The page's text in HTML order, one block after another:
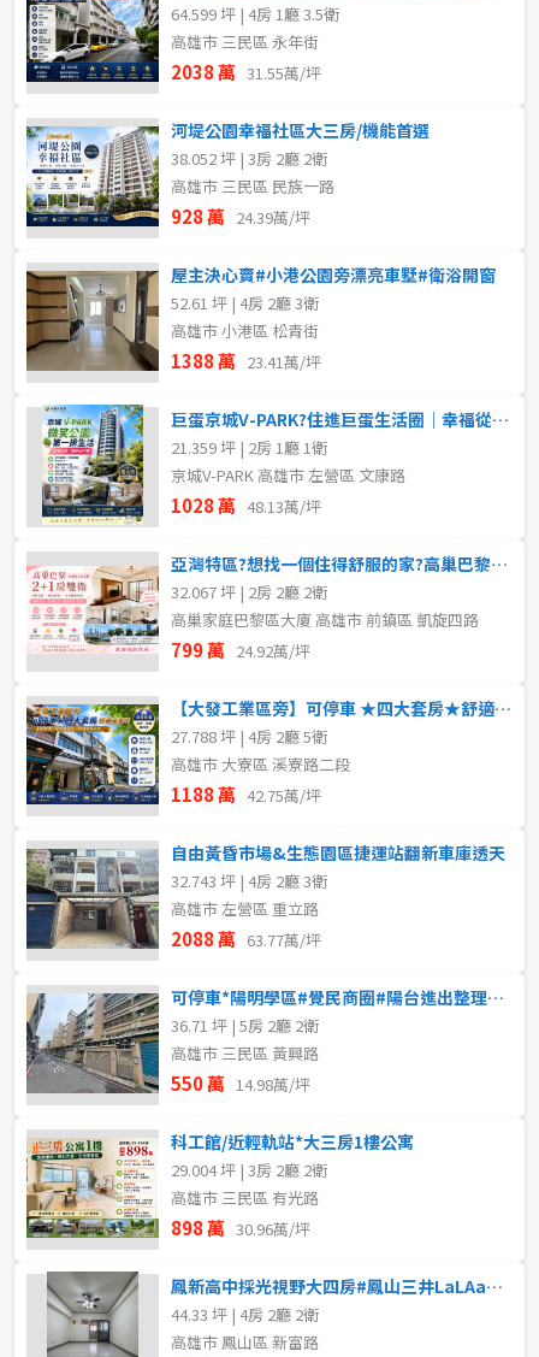
64.599 坪 | 4房 1廳 3.5衛
高雄市 三民區 永年街
2038 萬 31.55萬/坪
河堤公園幸福社區大三房/機能首選
38.052 坪 | 3房 2廳 2衛
高雄市 三民區 民族一路
928 萬 24.39萬/坪
屋主決心賣#小港公園旁漂亮車墅#衛浴開窗
52.61 坪 | 4房 2廳 3衛
高雄市 小港區 松青街
1388 萬 23.41萬/坪
巨蛋京城V-PARK?住進巨蛋生活圈｜幸福從此開始
21.359 坪 | 2房 1廳 1衛
京城V-PARK 高雄市 左營區 文康路
1028 萬 48.13萬/坪
亞灣特區?想找一個住得舒服的家?高巢巴黎值得你一看..
32.067 坪 | 2房 2廳 2衛
高巢家庭巴黎區大廈 高雄市 前鎮區 凱旋四路
799 萬 24.92萬/坪
【大發工業區旁】可停車 ★四大套房★舒適成家宅
27.788 坪 | 4房 2廳 5衛
高雄市 大寮區 溪寮路二段
1188 萬 42.75萬/坪
自由黃昏市場&生態園區捷運站翻新車庫透天
32.743 坪 | 4房 2廳 3衛
高雄市 左營區 重立路
2088 萬 63.77萬/坪
可停車*陽明學區#覺民商圈#陽台進出整理5大房公寓
36.71 坪 | 5房 2廳 2衛
高雄市 三民區 黃興路
550 萬 14.98萬/坪
科工館/近輕軌站*大三房1樓公寓
29.004 坪 | 3房 2廳 2衛
高雄市 三民區 有光路
898 萬 30.96萬/坪
鳳新高中採光視野大四房#鳳山三井LaLAaport
44.33 坪 | 4房 2廳 2衛
高雄市 鳳山區 新富路